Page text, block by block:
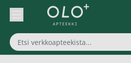
Skip to Content